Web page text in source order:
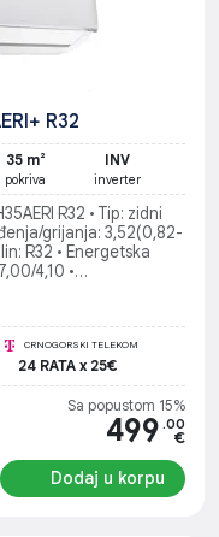
R32
35 m²
pokriva
INV
inverter
R32 • Tip: zidni
grijanja: 3,52(0,82-
R32 • Energetska
4,10 •
CRNOGORSKI TELEKOM
24 RATA x 25€
Sa popustom 15%
499 .00
€
Dodaj u korpu